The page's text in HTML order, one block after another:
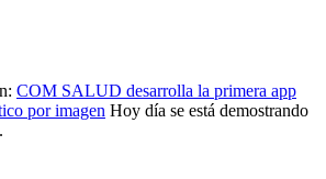
COM SALUD desarrolla la primera app
por imagen Hoy día se está demostrando